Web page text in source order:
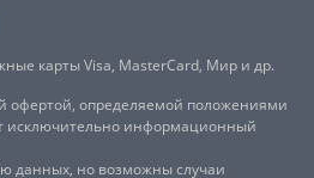
карты Visa, MasterCard, Мир и др.
офертой, определяемой положениями
исключительно информационный
данных, но возможны случаи